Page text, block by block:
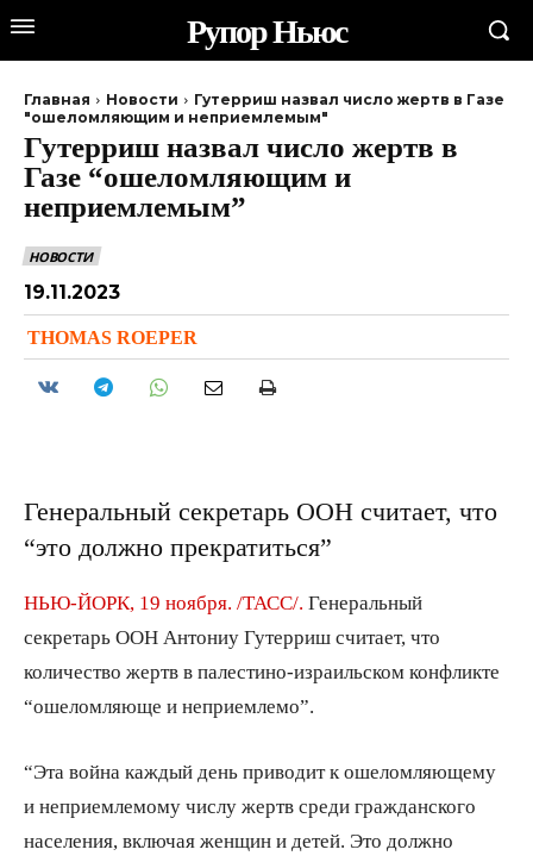
Рупор Ньюс
Главная Новости
Гутерриш назвал число жертв в Газе
"ошеломляющим и неприемлемым"
Гутерриш назвал число жертв в
Газе “ошеломляющим и
неприемлемым”
НОВОСТИ
19.11.2023
THOMAS ROEPER
Генеральный секретарь ООН считает, что
“это должно прекратиться”
НЬЮ-ЙОРК, 19 ноября. /ТАСС/. Генеральный
секретарь ООН Антониу Гутерриш считает, что
количество жертв в палестино-израильском конфликте
“ошеломляюще и неприемлемо”.
“Эта война каждый день приводит к ошеломляющему
и неприемлемому числу жертв среди гражданского
населения, включая женщин и детей. Это должно